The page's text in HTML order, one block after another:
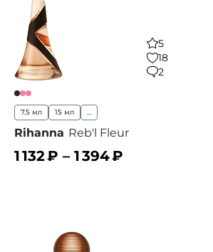
5
18
2
7.5 мл 15 мл ...
Rihanna Reb'l Fleur
1 132₽ – 1 394₽